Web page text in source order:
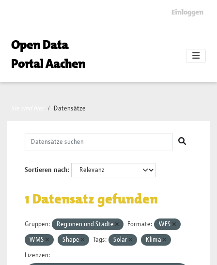
Einloggen
Open Data
Portal Aachen
Datensätze
Sortieren nach
1 Datensatz gefunden
Gruppen: Regionen und Städte Formate: WFS
WMS Shape Tags: Solar Klima
Lizenzen: